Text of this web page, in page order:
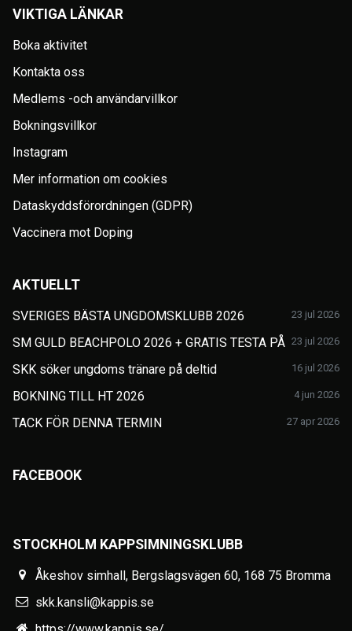
VIKTIGA LÄNKAR
Boka aktivitet
Kontakta oss
Medlems -och användarvillkor
Bokningsvillkor
Instagram
Mer information om cookies
Dataskyddsförordningen (GDPR)
Vaccinera mot Doping
AKTUELLT
SVERIGES BÄSTA UNGDOMSKLUBB 2026 23 jul 2026
SM GULD BEACHPOLO 2026 + GRATIS TESTA PÅ 23 jul 2026
SKK söker ungdoms tränare på deltid 16 jul 2026
BOKNING TILL HT 2026 4 jun 2026
TACK FÖR DENNA TERMIN 27 apr 2026
FACEBOOK
STOCKHOLM KAPPSIMNINGSKLUBB
Åkeshov simhall, Bergslagsvägen 60, 168 75 Bromma
skk.kansli@kappis.se